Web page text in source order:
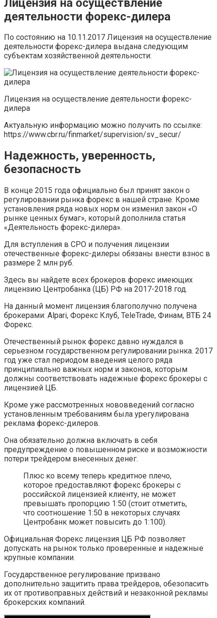
деятельности форекс-дилера
По состоянию на 10.11.2017 Лицензия на осуществление
деятельности форекс-дилера выдана следующим
субъектам хозяйственной деятельности:
Лицензия на осуществление деятельности форекс-
дилера
Актуальную информацию можно получить по ссылке:
https://www.cbr.ru/finmarket/supervision/sv_secur/
Надежность, уверенность,
безопасность
В конце 2015 года официально был принят закон о
регулировании рынка форекс в нашей стране. Кроме
установления ряда новых норм он изменил закон «О
рынке ценных бумаг», который дополнила статья
«Деятельность форекс-дилера».
Для вступления в СРО и получения лицензии
отечественные форекс-дилеры обязаны внести взнос в
размере 2 млн руб.
Здесь вы найдете всех брокеров форекс имеющих
лицензию Центробанка (ЦБ) РФ на 2017-2018 год.
На данный момент лицензия благополучно получена
брокерами: Alpari, Форекс Клуб, TeleTrade, Финам, ВТБ 24
Форекс.
Отечественный рынок форекс давно нуждался в
серьезном государственном регулировании рынка. 2017
год уже стал периодом введения целого ряда
принципиально важных норм и законов, которым
должны соответствовать надежные форекс брокеры с
лицензией ЦБ.
Кроме уже рассмотренных нововведений согласно
установленным требованиям была урегулирована
реклама форекс-дилеров.
Она обязательно должна включать в себя
предупреждение о повышенном риске и возможности
потери трейдером внесенных денег.
Плюс ко всему теперь кредитное плечо,
которое предоставляют форекс брокеры с
российской лицензией клиенту, не может
превышать пропорцию 1:50 (стоит отметить,
что соотношение 1:50 в некоторых случаях
Центробанк может повысить до 1:100).
Официальная Форекс лицензия ЦБ РФ позволяет
допускать на рынок только проверенные и надежные
крупные компании.
Государственное регулирование призвано
дополнительно защитить права трейдеров, обезопасить
их от противоправных действий и незаконной рекламы
брокерских компаний.